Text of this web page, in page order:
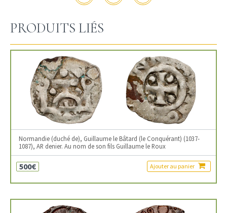
PRODUITS LIÉS
Normandie (duché de), Guillaume le Bâtard (le Conquérant) (1037-
1087), AR denier. Au nom de son fils Guillaume le Roux
500€ Ajouter au panier